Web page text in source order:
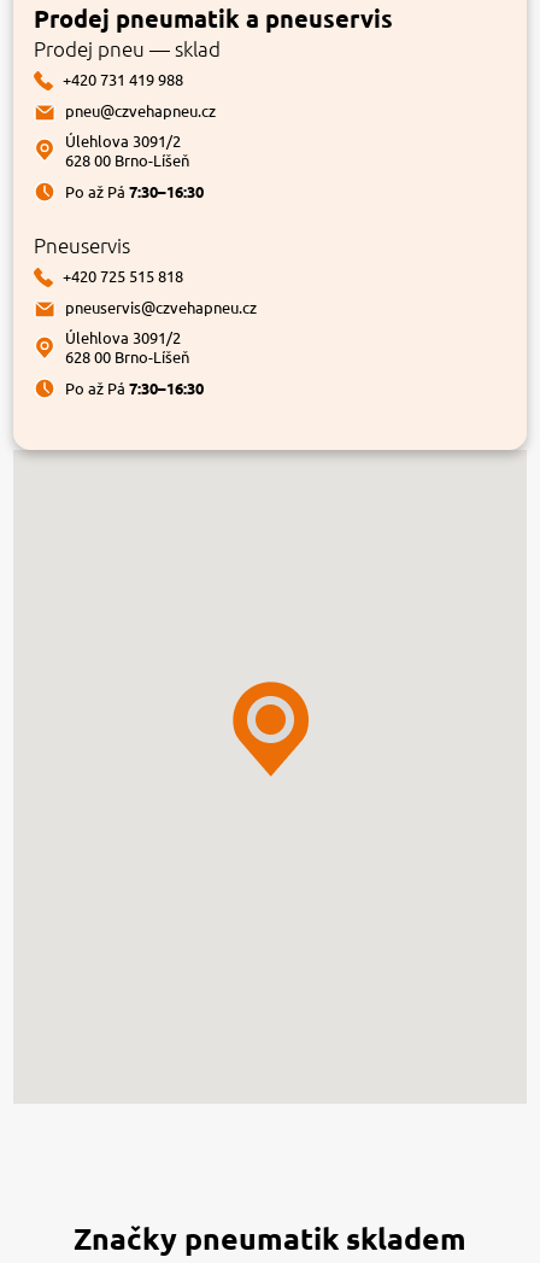
Prodej pneumatik a pneuservis
Prodej pneu — sklad
+420 731 419 988
pneu@czvehapneu.cz
Úlehlova 3091/2
628 00 Brno-Líšeň
Po až Pá7:30–16:30
Pneuservis
+420 725 515 818
pneuservis@czvehapneu.cz
Úlehlova 3091/2
628 00 Brno-Líšeň
Po až Pá7:30–16:30
Značky pneumatik skladem